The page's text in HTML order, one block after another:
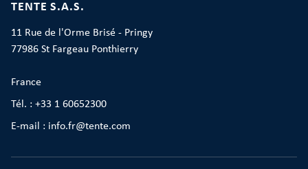
TENTE S.A.S.
11 Rue de l'Orme Brisé - Pringy
77986 St Fargeau Ponthierry
France
Tél. : +33 1 60652300
E-mail : info.fr@tente.com